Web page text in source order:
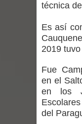
técnica
Es así
2019
Fue
en el
en los
del